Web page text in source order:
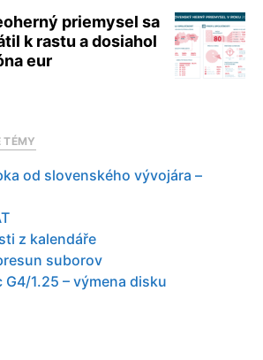
priemysel sa
k rastu a dosiahol
eur
TÉMY
od slovenského vývojára –
z kalendáře
suborov
G4/1.25 – výmena disku